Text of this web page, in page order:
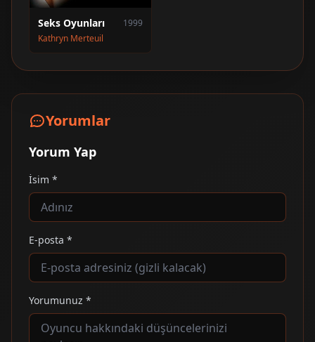
Seks Oyunları
1999
Kathryn Merteuil
Yorumlar
Yorum Yap
İsim *
E-posta *
Yorumunuz *